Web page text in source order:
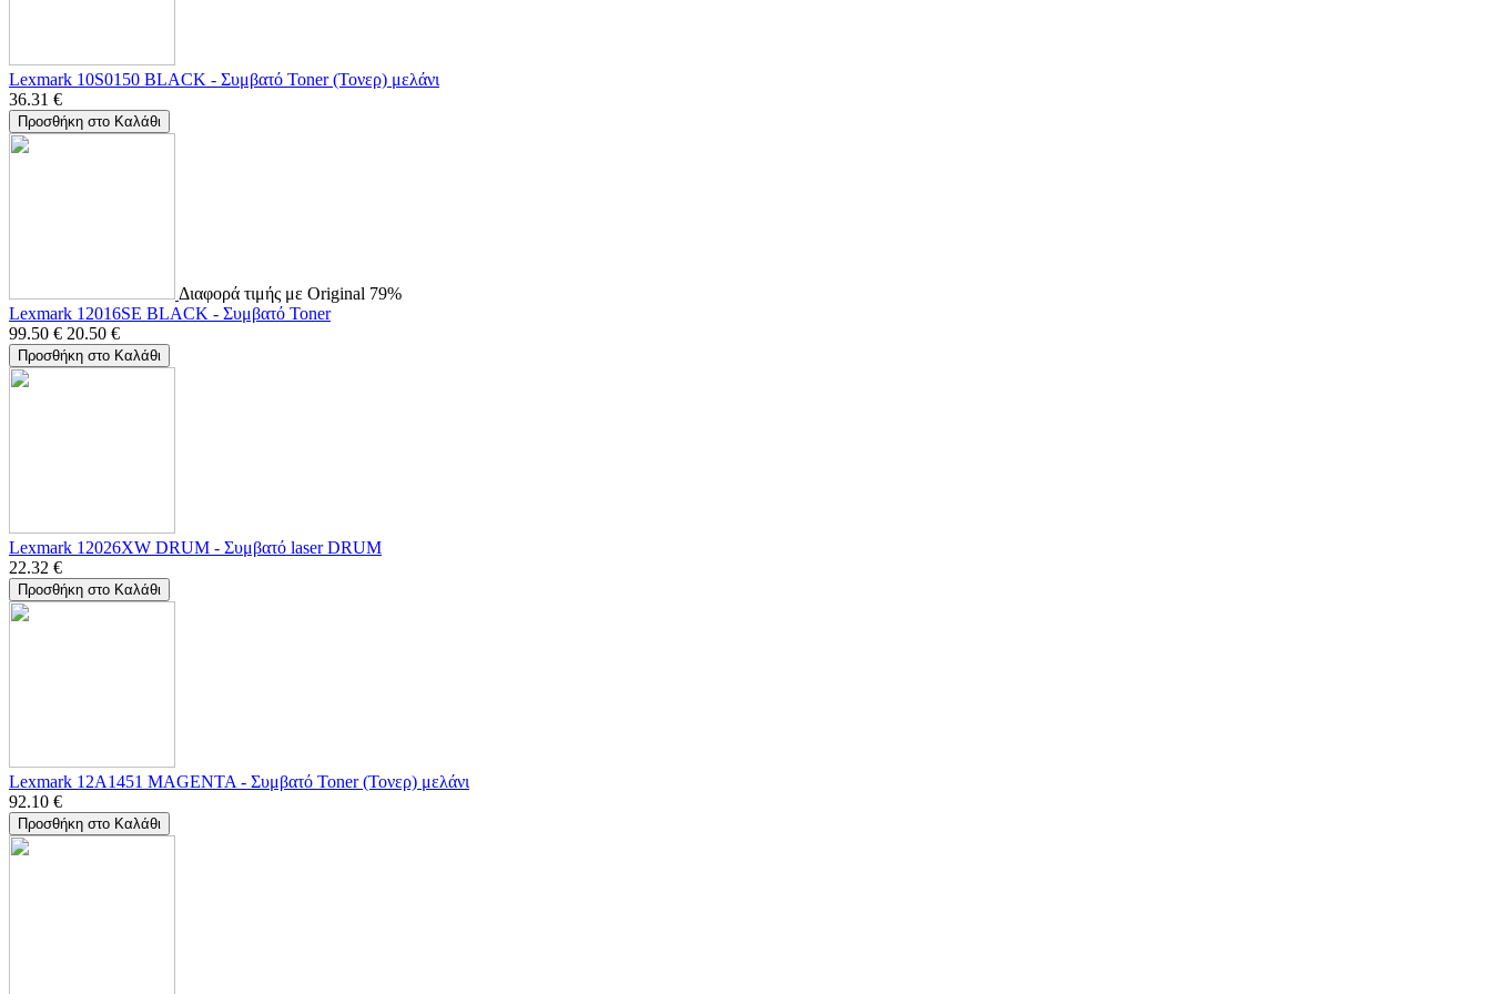
Lexmark 10S0150 BLACK - Συμβατό Toner (Τονερ) μελάνι
36.31 €
Προσθήκη στο Καλάθι
Διαφορά τιμής με Original 79%
Lexmark 12016SE BLACK - Συμβατό Toner
99.50 € 20.50 €
Προσθήκη στο Καλάθι
Lexmark 12026XW DRUM - Συμβατό laser DRUM
22.32 €
Προσθήκη στο Καλάθι
Lexmark 12A1451 MAGENTA - Συμβατό Toner (Τονερ) μελάνι
92.10 €
Προσθήκη στο Καλάθι